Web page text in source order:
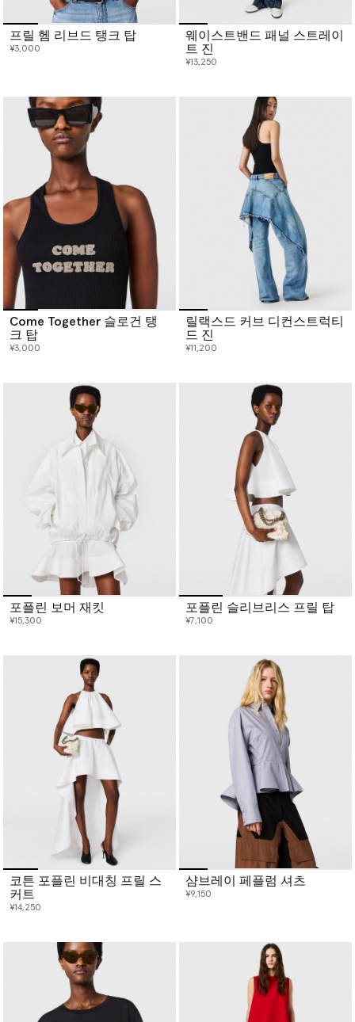
프릴 헴 리브드 탱크 탑
¥3,000
웨이스트밴드 패널 스트레이
트 진
¥13,250
Come Together 슬로건 탱
크 탑
¥3,000
릴랙스드 커브 디컨스트럭티
드 진
¥11,200
포플린 보머 재킷
¥15,300
포플린 슬리브리스 프릴 탑
¥7,100
코튼 포플린 비대칭 프릴 스
커트
¥14,250
샴브레이 페플럼 셔츠
¥9,150